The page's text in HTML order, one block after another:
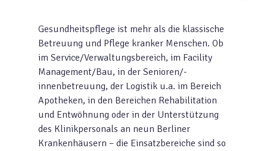
Gesundheitspflege ist mehr als die klassische
Betreuung und Pflege kranker Menschen. Ob
im Service/Verwaltungsbereich, im Facility
Management/Bau, in der Senioren/-
innenbetreuung, der Logistik u.a. im Bereich
Apotheken, in den Bereichen Rehabilitation
und Entwöhnung oder in der Unterstützung
des Klinikpersonals an neun Berliner
Krankenhäusern – die Einsatzbereiche sind so